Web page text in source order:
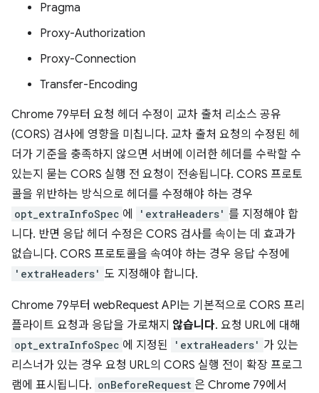
Pragma
Proxy-Authorization
Proxy-Connection
Transfer-Encoding
Chrome 79부터 요청 헤더 수정이 교차 출처 리소스 공유
(CORS) 검사에 영향을 미칩니다. 교차 출처 요청의 수정된 헤
더가 기준을 충족하지 않으면 서버에 이러한 헤더를 수락할 수
있는지 묻는 CORS 실행 전 요청이 전송됩니다. CORS 프로토
콜을 위반하는 방식으로 헤더를 수정해야 하는 경우
opt_extraInfoSpec 에 'extraHeaders' 를 지정해야 합
니다. 반면 응답 헤더 수정은 CORS 검사를 속이는 데 효과가
없습니다. CORS 프로토콜을 속여야 하는 경우 응답 수정에
'extraHeaders' 도 지정해야 합니다.
Chrome 79부터 webRequest API는 기본적으로 CORS 프리
플라이트 요청과 응답을 가로채지 않습니다. 요청 URL에 대해
opt_extraInfoSpec 에 지정된 'extraHeaders' 가 있는
리스너가 있는 경우 요청 URL의 CORS 실행 전이 확장 프로그
램에 표시됩니다. onBeforeRequest 은 Chrome 79에서